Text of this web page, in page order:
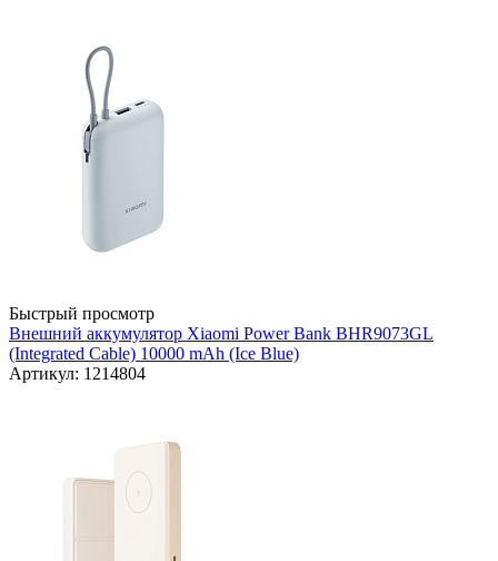
Быстрый просмотр
Внешний аккумулятор Xiaomi Power Bank BHR9073GL
(Integrated Cable) 10000 mAh (Ice Blue)
Артикул: 1214804